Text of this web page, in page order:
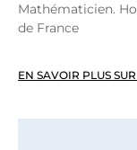
Mathématicien.
de France
EN SAVOIR PLUS